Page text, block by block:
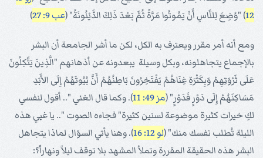
12) "وُضِعَ لِلنَّاسِ أَنْ يَمُوتُوا مَرَّةً ثُمَّ بَعْدَ ذَلِكَ الدَّيْنُونَةُ" (عب 9: 27 )
ومع أنه أمر مقرر ويعترف به الكل، لكن ما أشر الجامعة أن البشر
بالإجماع يتجاهلونه، وبكل وسيلة يبعدونه عن أذهانهم "الَّذِينَ يَتَّكِلُونَ
عَلَى ثَرْوَتِهِمْ وَبِكَثْرَةِ غِنَاهُمْ يَفْتَخِرُونَ بَاطِنُهُمْ أَنَّ بُيُوتَهُمْ إِلَى الأَبَدِ
مَسَاكِنَهُمْ إِلَى دَوْرٍ فَدَوْرٍ" (مز 49: 11
). وكما قال الغني ".. أقول لنفسي
لكِ خيرات كثيرة موضوعة لسنين كثيرة" فجاءه الصوت ".. يا غبي هذه
الليلة تُطلب نفسك منك" (لو 12: 16
). وهنا يأتي السؤال لماذا يتجاهل
البشر هذه الحقيقة المقررة وتملأ المشهد بلا توقف ليلاً ونهاراً؟: